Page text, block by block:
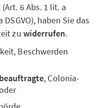
6 Abs. 1 lit. a
haben Sie das
zu widerrufen.
Beschwerden
, Colonia-